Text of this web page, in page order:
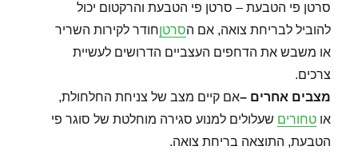
סרטן פי הטבעת – סרטן פי הטבעת והרקטום יכול
להוביל לבריחת צואה, אם הסרטןחודר לקירות השריר
או משבש את הדחפים העצביים הדרושים לעשיית
צרכים.
מצבים אחרים –אם קיים מצב של צניחת החלחולת,
אוטחורים שעלולים למנוע סגירה מוחלטת של סוגר פי
הטבעת, התוצאה בריחת צואה.